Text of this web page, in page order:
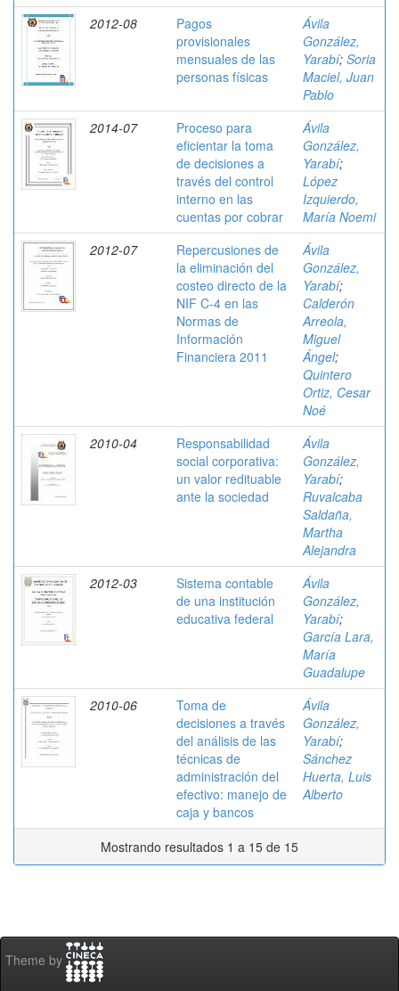
2012-08
Pagos
provisionales
mensuales de las
personas físicas
Ávila
González,
Yarabí; Soria
Maciel, Juan
Pablo
2014-07
Proceso para
eficientar la toma
de decisiones a
través del control
interno en las
cuentas por cobrar
Ávila
González,
Yarabí;
López
Izquierdo,
María Noemi
2012-07
Repercusiones de
la eliminación del
costeo directo de la
NIF C-4 en las
Normas de
Información
Financiera 2011
Ávila
González,
Yarabí;
Calderón
Arreola,
Miguel
Ángel;
Quintero
Ortiz, Cesar
Noé
2010-04
Responsabilidad
social corporativa:
un valor redituable
ante la sociedad
Ávila
González,
Yarabí;
Ruvalcaba
Saldaña,
Martha
Alejandra
2012-03
Sistema contable
de una institución
educativa federal
Ávila
González,
Yarabí;
García Lara,
María
Guadalupe
2010-06
Toma de
decisiones a través
del análisis de las
técnicas de
administración del
efectivo: manejo de
caja y bancos
Ávila
González,
Yarabí;
Sánchez
Huerta, Luis
Alberto
Mostrando resultados 1 a 15 de 15
Theme by